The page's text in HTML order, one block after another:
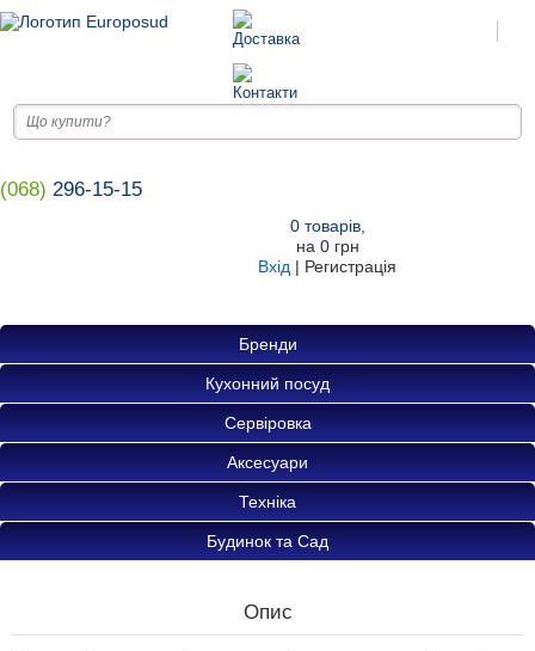
(068) 296-15-15
0товарів,
на 0 грн
Вхід | Регистрація
Бренди
Кухонний посуд
Сервіровка
Аксесуари
Техніка
Будинок та Сад
Опис